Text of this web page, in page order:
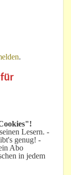
.
Lesern. -
genug! -
Abo
in jedem